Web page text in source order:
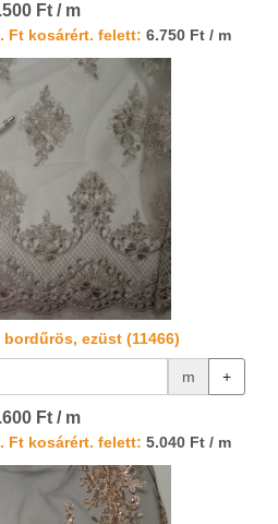
Ft / m
Ft kosárért. felett: 6.750 Ft / m
ezüst (11466)
m +
Ft / m
Ft kosárért. felett: 5.040 Ft / m